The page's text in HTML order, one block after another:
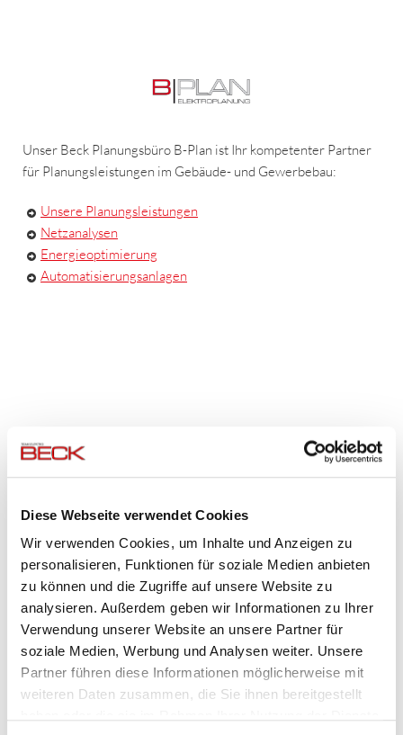
Diese Webseite verwendet Cookies
Wir verwenden Cookies, um Inhalte und Anzeigen zu
personalisieren, Funktionen für soziale Medien anbieten
zu können und die Zugriffe auf unsere Website zu
analysieren. Außerdem geben wir Informationen zu Ihrer
Verwendung unserer Website an unsere Partner für
soziale Medien, Werbung und Analysen weiter. Unsere
Partner führen diese Informationen möglicherweise mit
weiteren Daten zusammen, die Sie ihnen bereitgestellt
Unser Beck Planungsbüro B-Plan ist Ihr kompetenter Partner
für Planungsleistungen im Gebäude- und Gewerbebau:
Unsere Planungsleistungen
Netzanalysen
Energieoptimierung
Automatisierungsanlagen
27.07.2026
30 Jahre E-Check - Eine Erfolgsgeschichte des
Elektrohandwerks feiert Jubiläum
Manche Ideen verändern eine Branche nachhaltig. Der E-
CHECK ist eine davon.